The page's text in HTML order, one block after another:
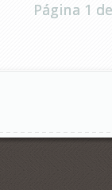
Página 1